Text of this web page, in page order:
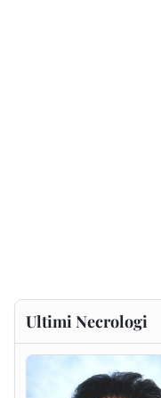
Francesca Anna
ved. Pileri
6 agosto 2026